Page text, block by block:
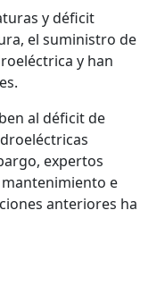
y déficit
el suministro de
y han
al déficit de
expertos
e
anteriores ha